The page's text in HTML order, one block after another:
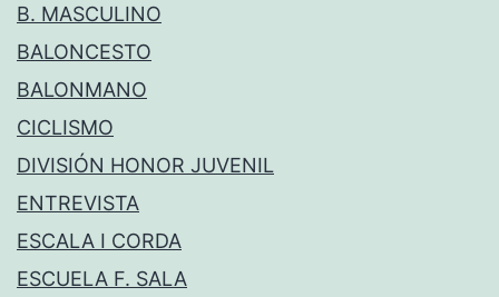
B. MASCULINO
BALONCESTO
BALONMANO
CICLISMO
DIVISIÓN HONOR JUVENIL
ENTREVISTA
ESCALA I CORDA
ESCUELA F. SALA